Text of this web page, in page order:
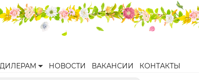
ДИЛЕРАМ НОВОСТИ ВАКАНСИИ КОНТАКТЫ